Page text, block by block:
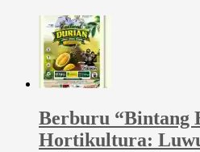
Berburu “Bintang
Hortikultura: